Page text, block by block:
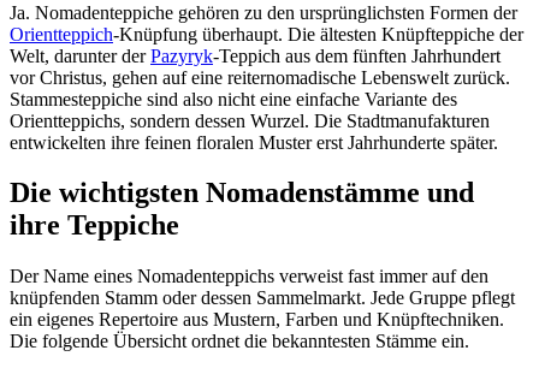
Ja. Nomadenteppiche gehören zu den ursprünglichsten Formen der
Orientteppich-Knüpfung überhaupt. Die ältesten Knüpfteppiche der
Welt, darunter derPazyryk-Teppich aus dem fünften Jahrhundert
vor Christus, gehen auf eine reiternomadische Lebenswelt zurück.
Stammesteppiche sind also nicht eine einfache Variante des
Orientteppichs, sondern dessen Wurzel. Die Stadtmanufakturen
entwickelten ihre feinen floralen Muster erst Jahrhunderte später.
Die wichtigsten Nomadenstämme und
ihre Teppiche
Der Name eines Nomadenteppichs verweist fast immer auf den
knüpfenden Stamm oder dessen Sammelmarkt. Jede Gruppe pflegt
ein eigenes Repertoire aus Mustern, Farben und Knüpftechniken.
Die folgende Übersicht ordnet die bekanntesten Stämme ein.